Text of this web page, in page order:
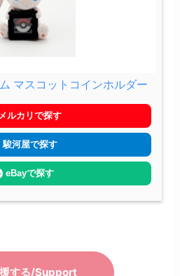
マスコットコインホルダー
メルカリで探す
駿河屋で探す
eBayで探す